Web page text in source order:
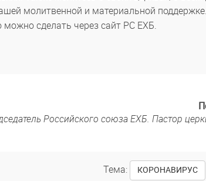
молитвенной и материальной
можно сделать через сайт РС ЕХБ.
Российского союза ЕХБ. Пастор
Тема: КОРОНАВИРУС